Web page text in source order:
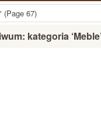
(Page 67)
kategoria